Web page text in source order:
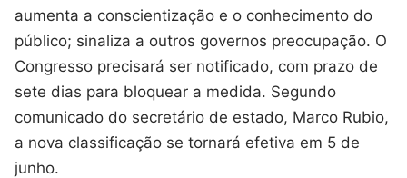
aumenta a conscientização e o conhecimento do
público; sinaliza a outros governos preocupação. O
Congresso precisará ser notificado, com prazo de
sete dias para bloquear a medida. Segundo
comunicado do secretário de estado, Marco Rubio,
a nova classificação se tornará efetiva em 5 de
junho.